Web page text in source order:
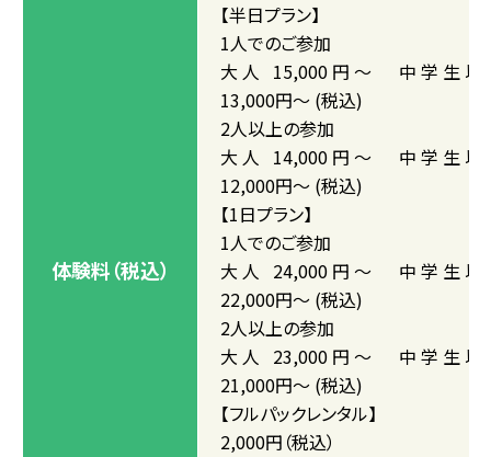
体験料（税込）
【半日プラン】
1人でのご参加
大人 15,000円～ 中学生以
13,000円～ (税込)
2人以上の参加
大人 14,000円～ 中学生以
12,000円～ (税込)
【1日プラン】
1人でのご参加
大人 24,000円～ 中学生以
22,000円～ (税込)
2人以上の参加
大人 23,000円～ 中学生以
21,000円～ (税込)
【フルパックレンタル】
2,000円（税込）